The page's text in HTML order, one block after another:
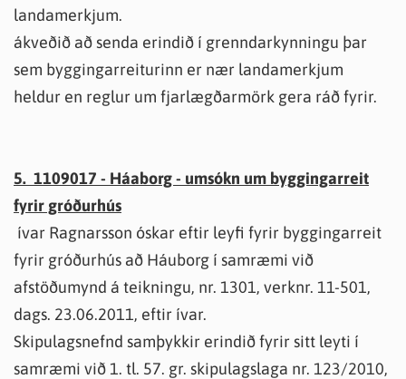
landamerkjum.
ákveðið að senda erindið í grenndarkynningu þar
sem byggingarreiturinn er nær landamerkjum
heldur en reglur um fjarlægðarmörk gera ráð fyrir.
5. 1109017 - Háaborg - umsókn um byggingarreit
fyrir gróðurhús
ívar Ragnarsson óskar eftir leyfi fyrir byggingarreit
fyrir gróðurhús að Háuborg í samræmi við
afstöðumynd á teikningu, nr. 1301, verknr. 11-501,
dags. 23.06.2011, eftir ívar.
Skipulagsnefnd samþykkir erindið fyrir sitt leyti í
samræmi við 1. tl. 57. gr. skipulagslaga nr. 123/2010,